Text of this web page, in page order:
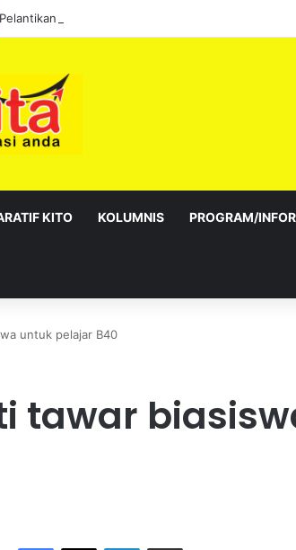
Pelantikan sebagai Exco satu amanah besar – Siow
KITO KOLUMNIS PROGRAM/
untuk pelajar B40
tawar